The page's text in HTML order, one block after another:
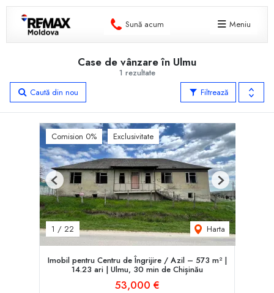
Sună acum Meniu
1 rezultate
Case de vânzare în Ulmu
Filtrează
Caută din nou
Comision 0% Exclusivitate
1 / 22 Harta
Previous Next
Imobil pentru Centru de Îngrijire / Azil – 573 m² |
14.23 ari | Ulmu, 30 min de Chișinău
53,000 €